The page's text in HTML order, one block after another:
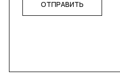
ОТПРАВИТЬ